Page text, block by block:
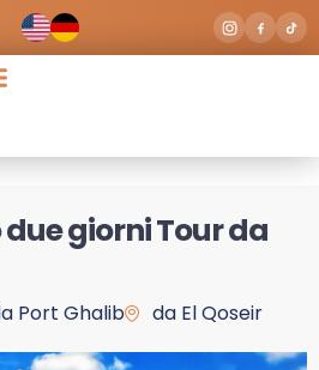
due giorni Tour da
Port Ghalib da El Qoseir